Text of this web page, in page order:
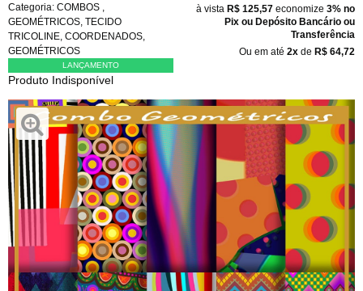
Categoria: COMBOS
GEOMÉTRICOS TECIDO
TRICOLINE COORDENADOS
GEOMÉTRICOS
LANÇAMENTO
Produto Indisponível
à vista R$ 125,57 economize 3% no
Pix ou Depósito Bancário ou
Transferência
Ou em até 2x de R$ 64,72